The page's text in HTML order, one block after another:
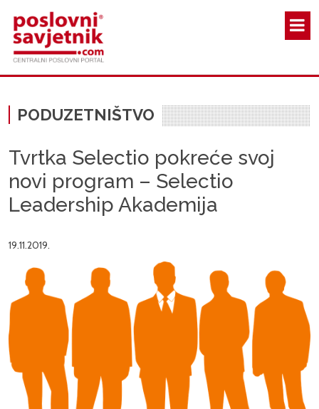
PODUZETNIŠTVO
Tvrtka Selectio pokreće svoj
novi program – Selectio
Leadership Akademija
19.11.2019.